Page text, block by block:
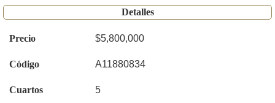
Detalles
Precio $5,800,000
Código A11880834
Cuartos 5